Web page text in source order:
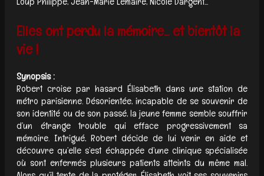
Elles ont perdu la mémoire... et bientôt la
vie !
Synopsis :
Robert croise par hasard Élisabeth dans une station de
métro parisienne. Désorientée, incapable de se souvenir de
son identité ou de son passé, la jeune femme semble souffrir
d’un étrange trouble qui efface progressivement sa
mémoire. Intrigué, Robert décide de lui venir en aide et
découvre qu’elle s’est échappée d’une clinique spécialisée
où sont enfermés plusieurs patients atteints du même mal.